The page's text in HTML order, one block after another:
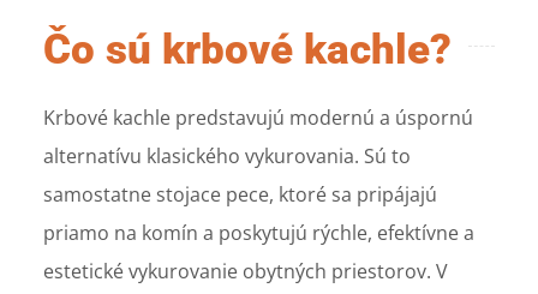
Čo sú krbové kachle?
Krbové kachle predstavujú modernú a úspornú
alternatívu klasického vykurovania. Sú to
samostatne stojace pece, ktoré sa pripájajú
priamo na komín a poskytujú rýchle, efektívne a
estetické vykurovanie obytných priestorov. V